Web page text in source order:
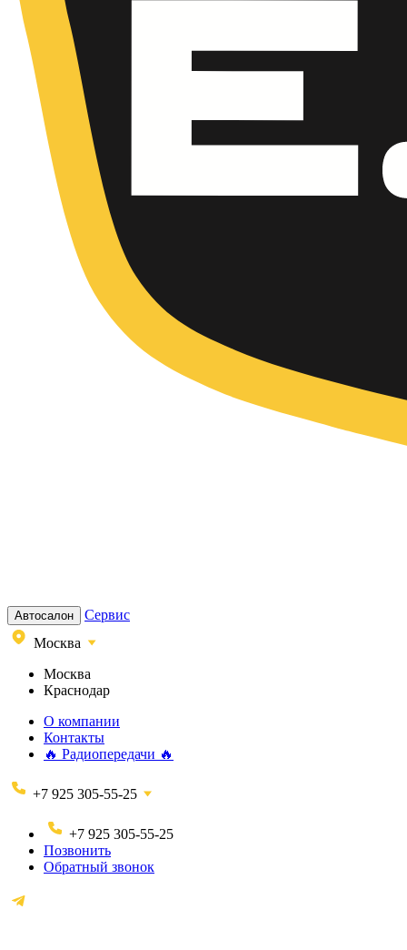
Автосалон
Сервис
Москва
Москва
Краснодар
О компании
Контакты
🔥 Радиопередачи 🔥
+7 925 305-55-25
+7 925 305-55-25
Позвонить
Обратный звонок